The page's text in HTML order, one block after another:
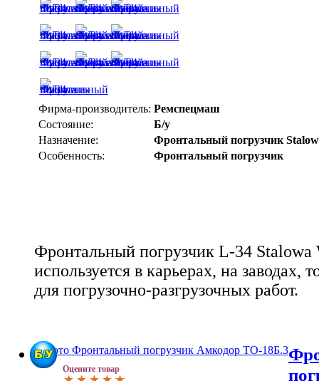
Фирма-производитель: Ремспецмаш
Состояние:
Б/у
Назначение:
Фронтальный погрузчик
Особенность:
Фронтальный погрузчик
Фронтальный погрузчик L-34 Stalowa
используется в карьерах, на заводах,
для погрузочно-разгрузочных работ.
Оцените товар